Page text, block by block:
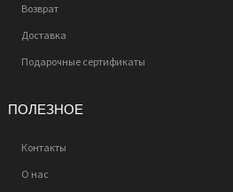
Возврат
Доставка
Подарочные сертификаты
ПОЛЕЗНОЕ
Контакты
О нас